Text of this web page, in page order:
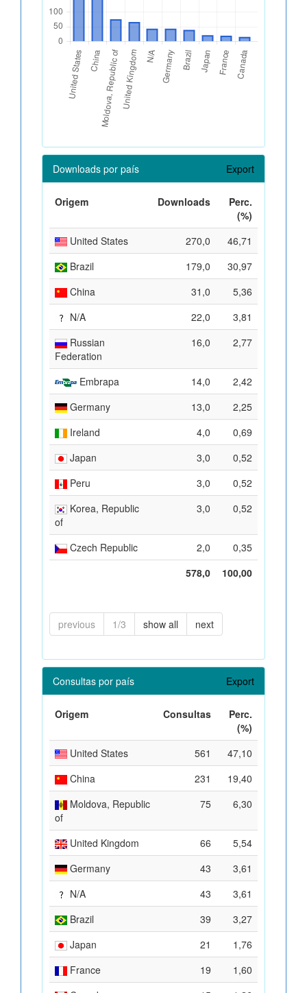
Downloads por país Export
Origem Downloads
Perc.
(%)
United States
270,0
46,71
Brazil
179,0
30,97
China
31,0
5,36
N/A
22,0
3,81
Russian
Federation
16,0 2,77
Embrapa 14,0
2,42
Germany
13,0
2,25
Ireland
4,0
0,69
Japan
3,0
0,52
Peru
3,0
0,52
Korea, Republic
of
3,0 0,52
Czech Republic 2,0
0,35
578,0
100,00
previous 1/3 show all next
Consultas por país Export
Origem Consultas
Perc.
(%)
United States
561
47,10
China
231
19,40
Moldova, Republic
of
75 6,30
United Kingdom 66
5,54
Germany
43
3,61
N/A
43
3,61
Brazil
39
3,27
Japan
21
1,76
France
19
1,60